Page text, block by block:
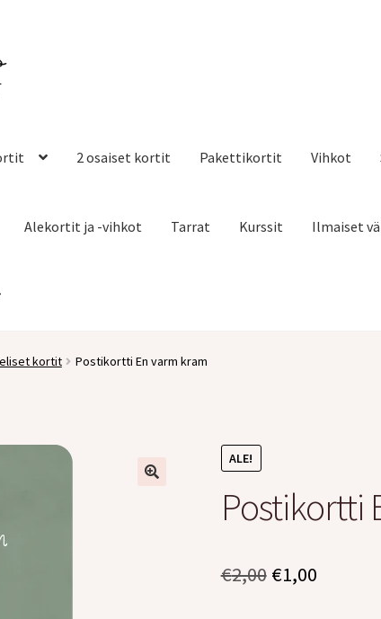
2 osaiset kortit Pakettikortit Vihkot
Alekortit ja -vihkot Tarrat Kurssit Ilmaiset
kortit Postikortti En varm kram
ALE!
Postikortti
€2,00 Alkuperäinen
€1,00